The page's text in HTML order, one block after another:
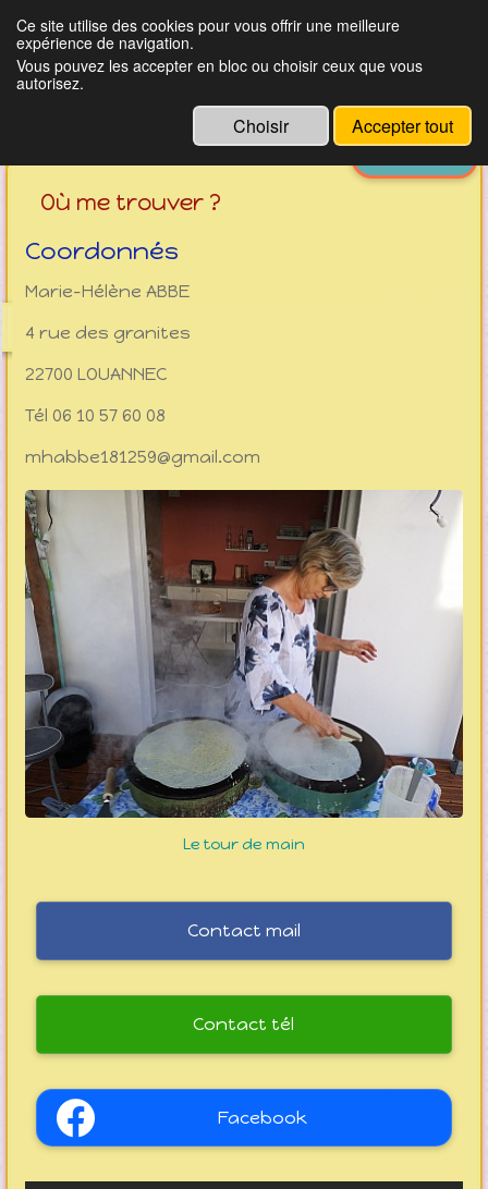
Crêpes et galettes bretonnes
Menu
Où me trouver ?
Coordonnés
Marie-Hélène ABBE
4 rue des granites
22700 LOUANNEC
Tél 06 10 57 60 08
mhabbe181259@gmail.com
Le tour de main
Contact mail
Contact tél
Facebook
Ce site utilise des cookies pour vous offrir une meilleure
expérience de navigation.
Vous pouvez les accepter en bloc ou choisir ceux que vous
autorisez.
Choisir Accepter tout